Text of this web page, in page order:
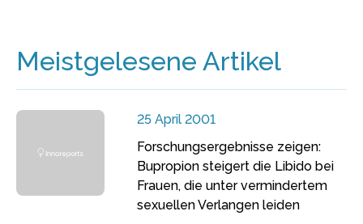
Meistgelesene Artikel
25 April 2001
Forschungsergebnisse zeigen:
Bupropion steigert die Libido bei
Frauen, die unter vermindertem
sexuellen Verlangen leiden